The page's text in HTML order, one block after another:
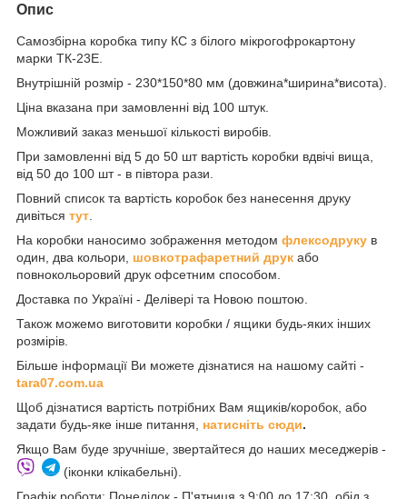
Опис
Самозбірна коробка типу КС з білого мікрогофрокартону
марки ТК-23Е.
Внутрішній розмір - 230*150*80 мм (довжина*ширина*висота).
Ціна вказана при замовленні від 100 штук.
Можливий заказ меньшої кількості виробів.
При замовленні від 5 до 50 шт вартість коробки вдвічі вища,
від 50 до 100 шт - в півтора рази.
Повний список та вартість коробок без нанесення друку
дивіться тут
На коробки наносимо зображення методом флексодруку в
один, два кольори, шовкотрафаретний друк або
повнокольоровий друк офсетним способом.
Доставка по Україні - Делівері та Новою поштою.
Також можемо виготовити коробки / ящики будь-яких інших
розмірів.
Більше інформації Ви можете дізнатися на нашому сайті -
tara07.com.ua
Щоб дізнатися вартість потрібних Вам ящиків/коробок, або
задати будь-яке інше питання, натисніть сюди.
Якщо Вам буде зручніше, звертайтеся до наших меседжерів -
(іконки клікабельні).
Графік роботи: Понеділок - П'ятниця з 9:00 до 17:30, обід з